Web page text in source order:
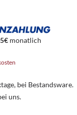
monatlich
bei Bestandsware.
uns.